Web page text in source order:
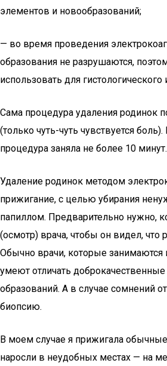
элементов и новообразований;
— во время проведения
образования не разрушаются,
использовать для гистологического
Сама процедура удаления родинок
(только чуть-чуть чувствуется
процедура заняла не более 10 минут.
Удаление родинок методом
прижигание, с целью убирания
папиллом. Предварительно нужно,
(осмотр) врача, чтобы он видел, что
Обычно врачи, которые занимаются
умеют отличать
образований. А в случае сомнений
биопсию.
В моем случае я прижигала
наросли в неудобных местах — на